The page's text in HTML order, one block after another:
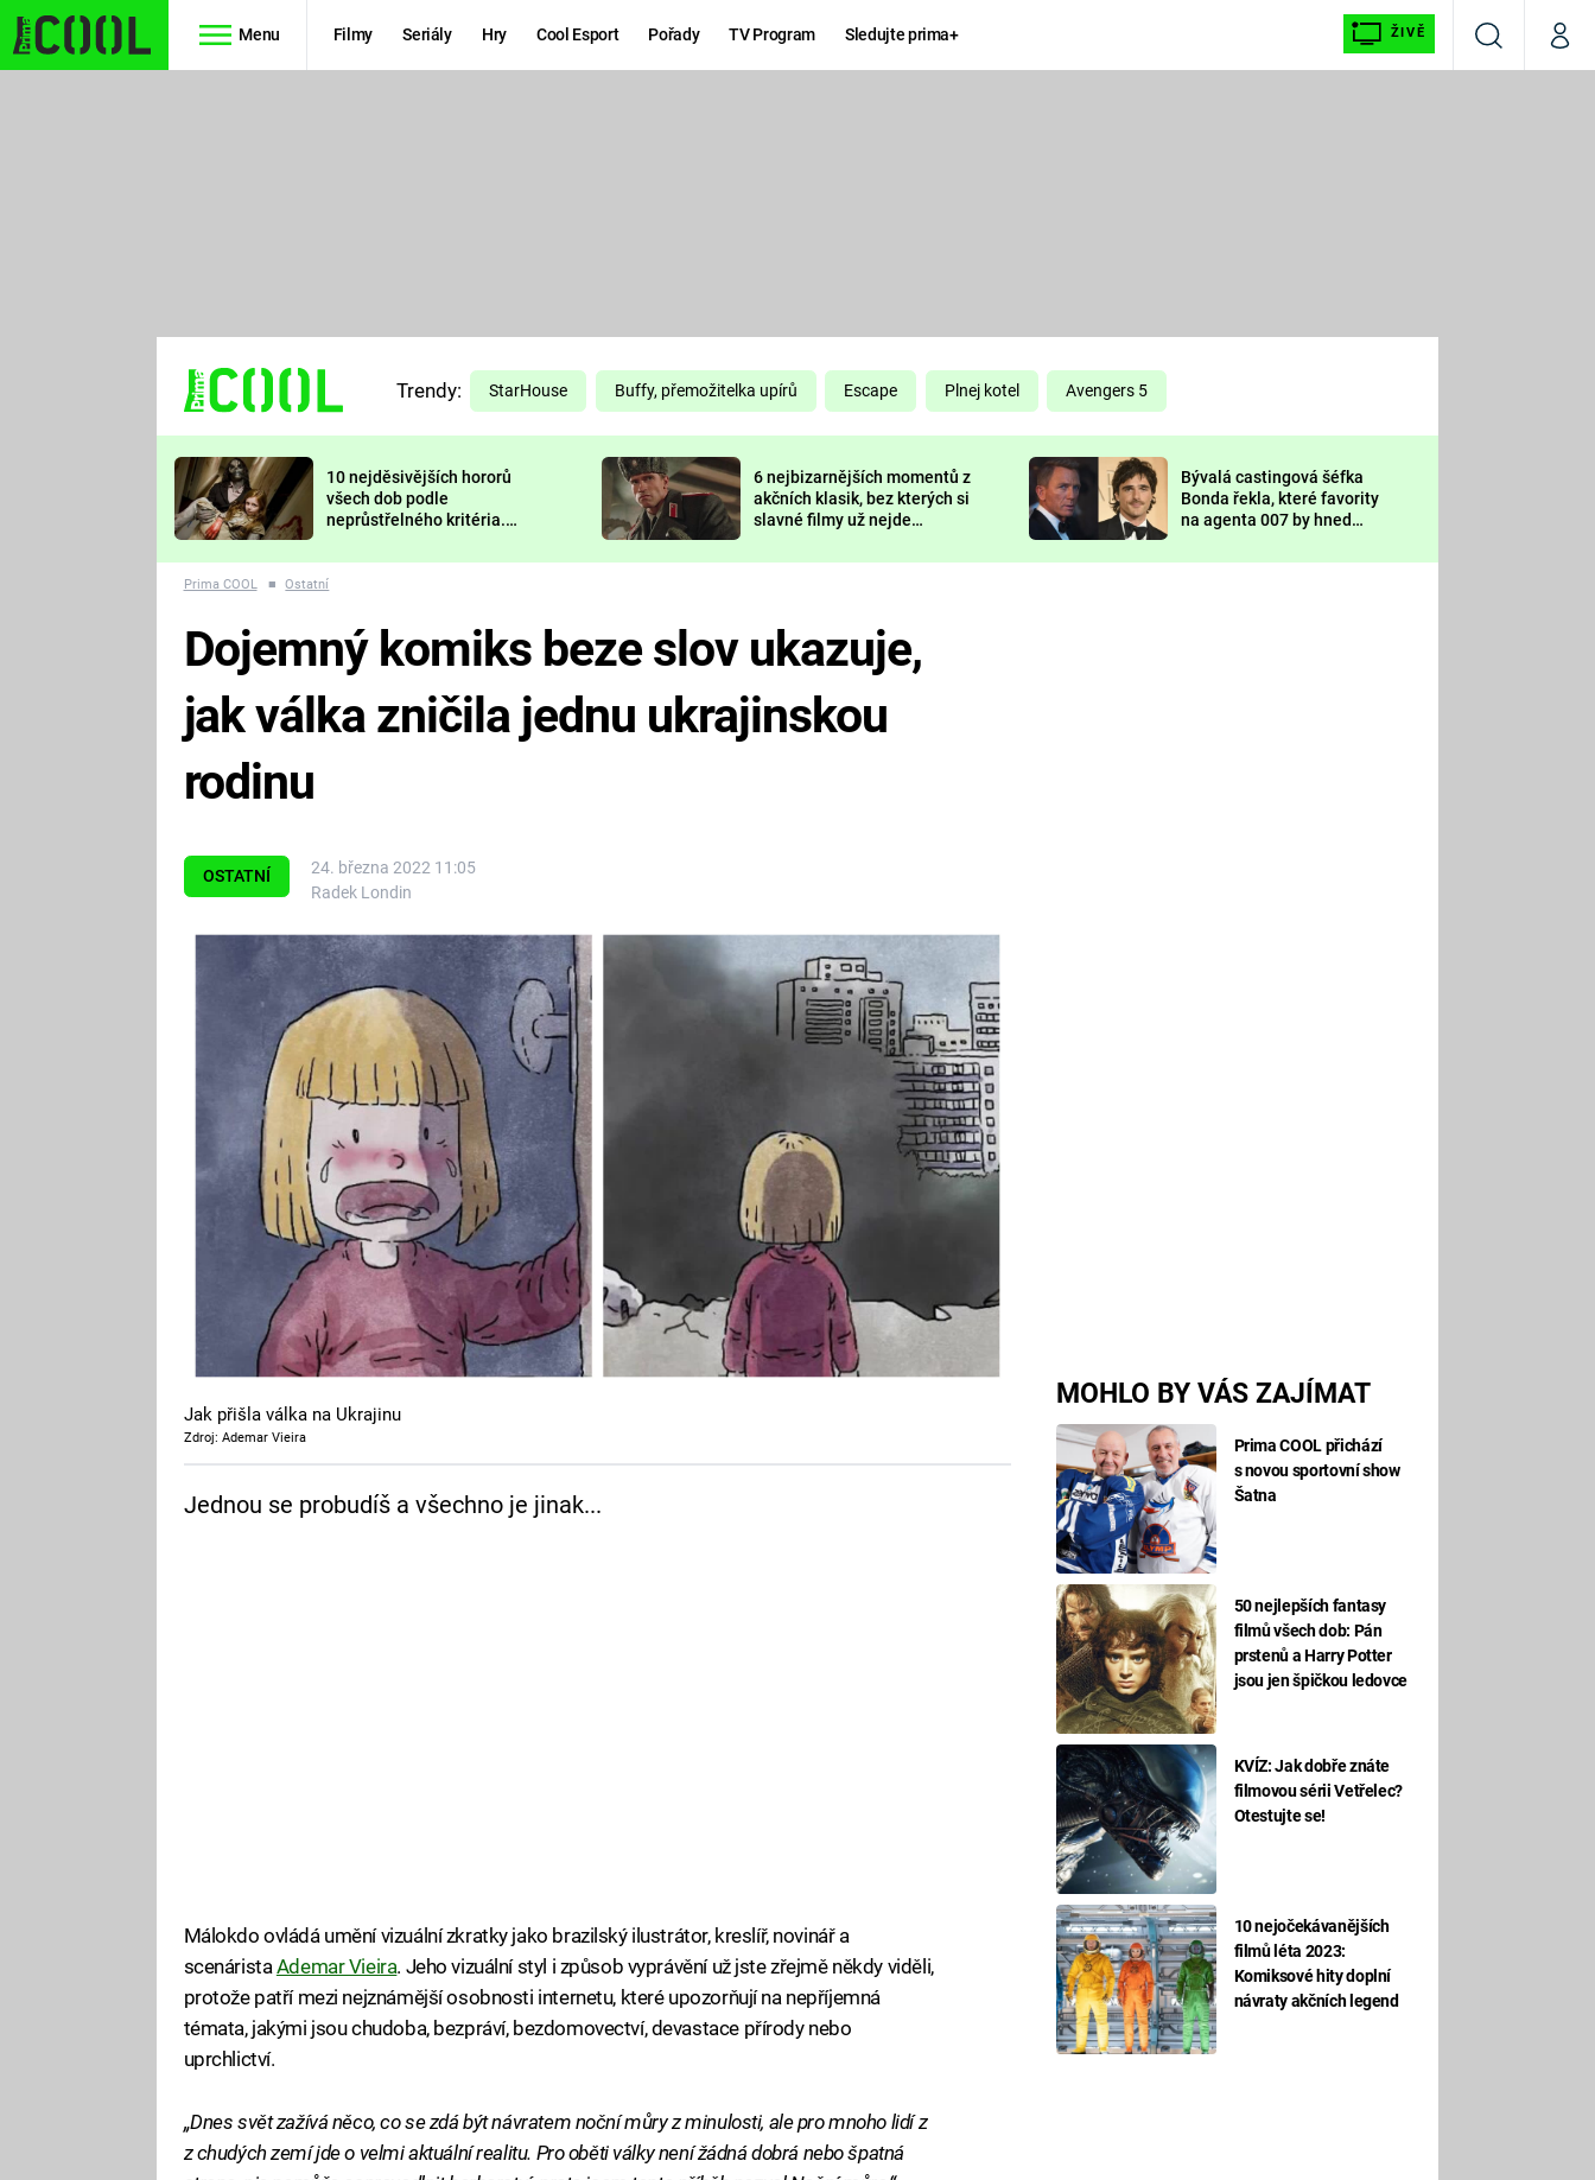
Menu Filmy Seriály Hry Cool Esport Pořady TV Program Sledujte prima+ ŽIVĚ
VyhledáváníMůj
TŘESKU
FUTURAMA
PREDÁTOR
DELIVERANCE
KOMEDIE
CHUCK
NORRIS
DEADPOOL
Prima LAJK
Sledujte nás
Trendy: StarHouse Buffy, přemožitelka upírů Escape Plnej kotel Avengers 5
10 nejděsivějších hororů
všech dob podle
neprůstřelného kritéria.
nejvíc zvednou tep?
6 nejbizarnějších momentů z
akčních klasik, bez kterých si
slavné filmy už nejde
Bývalá castingová šéfka
Bonda řekla, které favority
na agenta 007 by hned
Prima COOL ■ Ostatní
OSTATNÍ
24. března 2022 11:05
Radek Londin
MOHLO BY VÁS ZAJÍMAT
Prima COOL přichází
s novou sportovní show
Šatna
50 nejlepších fantasy
filmů všech dob: Pán
prstenů a Harry Potter
jsou jen špičkou ledovce
KVÍZ: Jak dobře znáte
filmovou sérii Vetřelec?
Otestujte se!
10 nejočekávanějších
filmů léta 2023:
Komiksové hity doplní
návraty akčních legend
Dojemný komiks beze slov ukazuje,
jak válka zničila jednu ukrajinskou
rodinu
Jak přišla válka na Ukrajinu
Zdroj: Ademar Vieira
Jednou se probudíš a všechno je jinak...
Málokdo ovládá umění vizuální zkratky jako brazilský ilustrátor, kreslíř, novinář a
scenáristaAdemar Vieira. Jeho vizuální styl i způsob vyprávění už jste zřejmě někdy viděli,
protože patří mezi nejznámější osobnosti internetu, které upozorňují na nepříjemná
témata, jakými jsou chudoba, bezpráví, bezdomovectví, devastace přírody nebo
uprchlictví.
„Dnes svět zažívá něco, co se zdá být návratem noční můry z minulosti, ale pro mnoho lidí z
z chudých zemí jde o velmi aktuální realitu. Pro oběti války není žádná dobrá nebo špatná